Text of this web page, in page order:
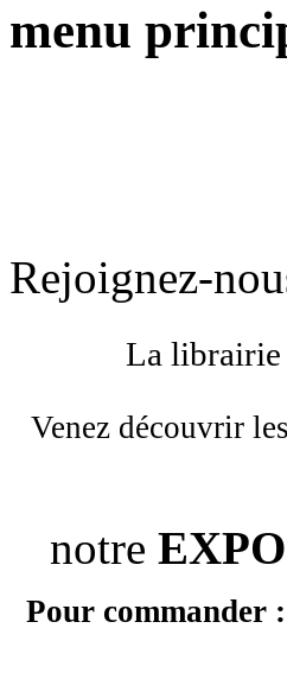
menu
Rejoignez-
La librairie
Venez découvrir
notre
Pour commander